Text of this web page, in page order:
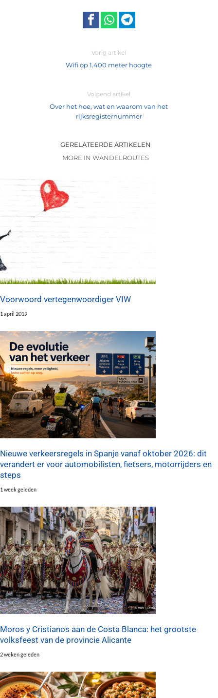
Vorig artikel
Wifi op 1.400 meter hoogte
Volgend artikel
Over het hoe, wat en waarom van het
rijksregisternummer
GERELATEERDE ARTIKELEN
MORE IN WANDELROUTES
Voorwoord vertegenwoordiger VIW
1 april 2019
Nieuwe verkeersregels in Spanje vanaf oktober 2026: dit
verandert er voor automobilisten, fietsers, motorrijders en
steps
1 week geleden
Moros y Cristianos aan de Costa Blanca: het grootste
volksfeest van de provincie Alicante
2 weken geleden